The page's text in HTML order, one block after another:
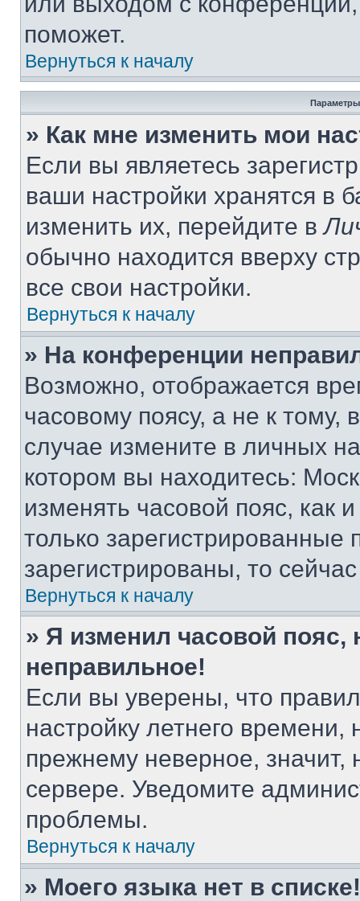
поможет.
Вернуться к началу
Параметры
» Как мне изменить мои
Если вы являетесь
ваши настройки хранятся в
изменить их, перейдите в
обычно находится вверху
все свои настройки.
Вернуться к началу
» На конференции
Возможно, отображается
часовому поясу, а не к тому,
случае измените в личных
котором вы находитесь:
изменять часовой пояс, как
только
зарегистрированы, то
Вернуться к началу
» Я изменил часовой пояс,
неправильное!
Если вы уверены, что
настройку летнего
прежнему неверное, значит,
сервере. Уведомите
проблемы.
Вернуться к началу
» Моего языка нет в списке!